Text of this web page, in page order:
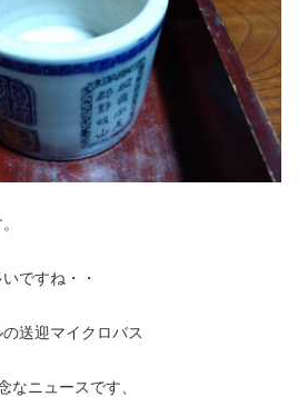
ですね・・
送迎マイクロバス
なニュースです、